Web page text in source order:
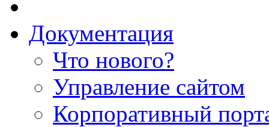
Документация
Что нового?
Управление сайтом
Корпоративный